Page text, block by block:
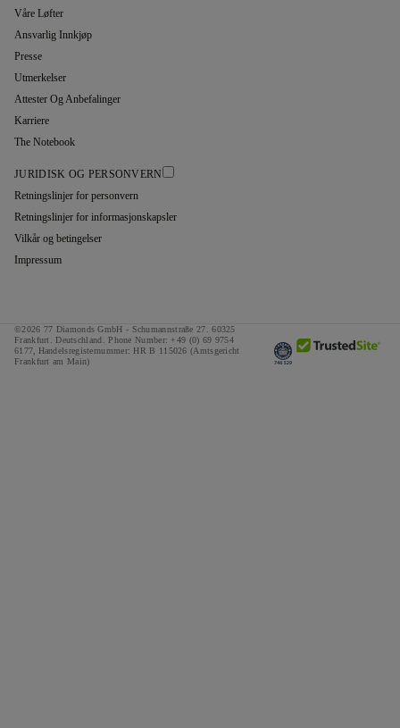
Våre Løfter
Ansvarlig Innkjøp
Presse
Utmerkelser
Attester Og Anbefalinger
Karriere
The Notebook
JURIDISK OG PERSONVERN
Retningslinjer for personvern
Retningslinjer for informasjonskapsler
Vilkår og betingelser
Impressum
©2026 77 Diamonds GmbH - Schumannstraße 27. 60325
Frankfurt. Deutschland. Phone Number: +49 (0) 69 9754
6177, Handelsregisternummer: HR B 115026 (Amtsgericht
Frankfurt am Main)